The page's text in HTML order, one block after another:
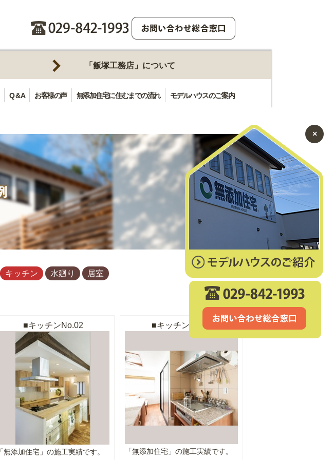
「飯塚工務店」について
Q & A お客様の声 無添加住宅に住むまでの流れ モデルハウスのご案内
キッチン 水廻り 居室
キッチンNo.02
「無添加住宅」の施工実績です。
キッチンNo.01
「無添加住宅」の施工実績です。
×